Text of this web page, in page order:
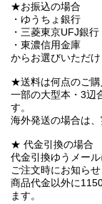
★お振込の場合
・ゆうちょ銀行
・三菱東京UFJ銀行
・東濃信用金庫
からお選びいただけ
★送料は何点のご購
一部の大型本・3辺
す。
海外発送の場合は、
★ 代金引換の場合
代金引換ゆうメール
ご注文時にお知らせ
商品代金以外に
ます。